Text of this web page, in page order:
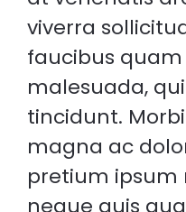
viverra
faucibus
malesuada,
tincidunt.
magna ac
pretium ipsum
neque quis